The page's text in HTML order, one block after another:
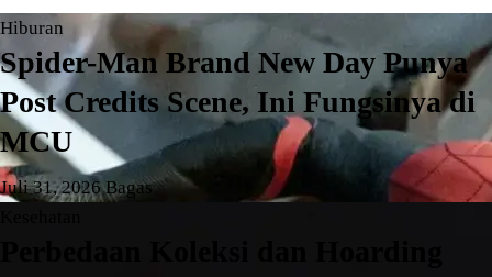
Hiburan
Spider-Man Brand New Day Punya
Post Credits Scene, Ini Fungsinya di
MCU
Juli 31, 2026Bagas